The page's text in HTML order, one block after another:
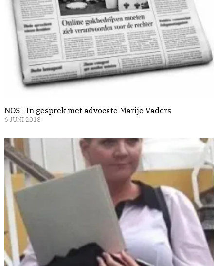
NOS | In gesprek met advocate Marije Vaders
6 JUNI 2018